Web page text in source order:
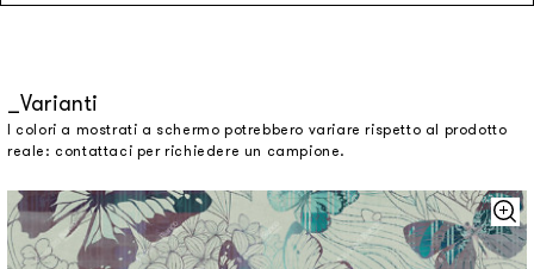
Varianti
I colori a mostrati a schermo potrebbero variare rispetto al prodotto
reale: contattaci per richiedere un campione.